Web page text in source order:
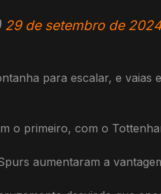
29 de setembro de 2024
para escalar, e
o primeiro, com o
aumentaram a